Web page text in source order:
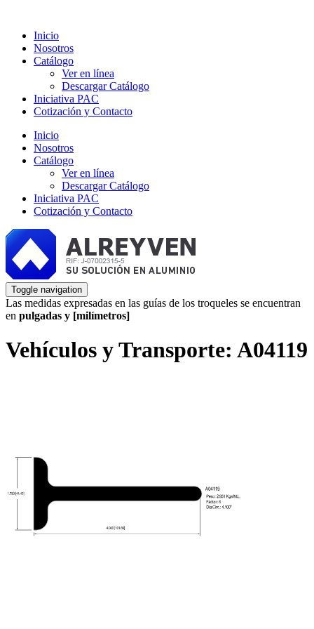
Inicio
Nosotros
Catálogo
Ver en línea
Descargar Catálogo
Iniciativa PAC
Cotización y Contacto
Inicio
Nosotros
Catálogo
Ver en línea
Descargar Catálogo
Iniciativa PAC
Cotización y Contacto
Toggle navigation
Las medidas expresadas en las guías de los troqueles se encuentran
en pulgadas y [milímetros]
Vehículos y Transporte: A04119